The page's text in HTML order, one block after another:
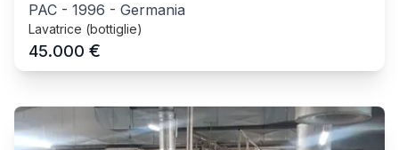
PAC - 1996 - Germania
Lavatrice (bottiglie)
45.000 €